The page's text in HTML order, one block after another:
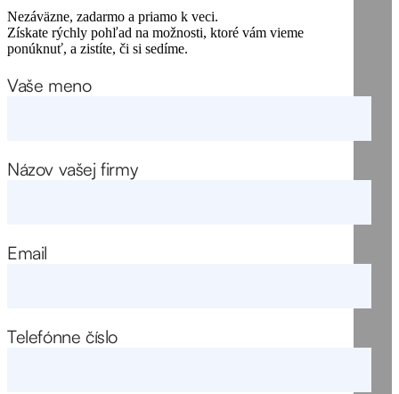
Nezáväzne, zadarmo a priamo k veci.
Získate rýchly pohľad na možnosti, ktoré vám vieme
ponúknuť, a zistíte, či si sedíme.
Vaše meno
Názov vašej firmy
Email
Telefónne číslo